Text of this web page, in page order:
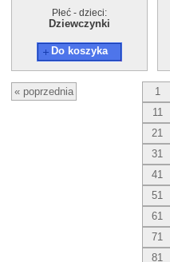
Płeć - dzieci:
Dziewczynki
Do koszyka
« poprzednia
1
11
21
31
41
51
61
71
81